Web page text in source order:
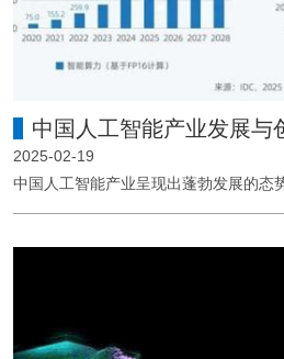
2025-02-19
中国人工智能产业呈现出蓬勃发展的态